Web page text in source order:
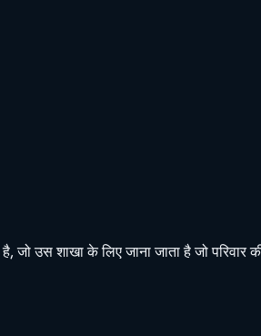
शाखा के लिए जाना जाता है जो परिवार की